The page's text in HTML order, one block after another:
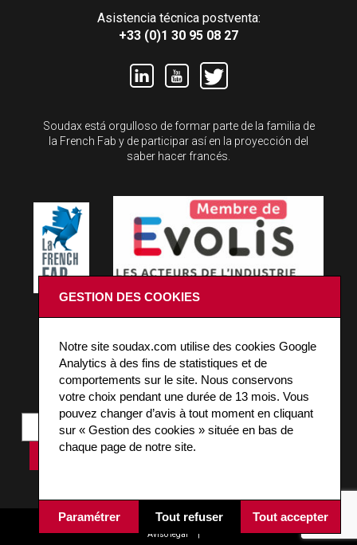
Asistencia técnica postventa:
+33 (0)1 30 95 08 27
Soudax está orgulloso de formar parte de la familia de
la French Fab y de participar así en la proyección del
saber hacer francés.
¡PERMANEZCAMOS CONECTADOS!
Inscrivez-vous à notre news pour être informé des
actualités Soudax.
Copyright 2021L'Agence Planète | Todos los derechos reservados
|
Aviso legal
|
GESTION DES COOKIES
Notre site soudax.com utilise des cookies Google
Analytics à des fins de statistiques et de
comportements sur le site. Nous conservons
votre choix pendant une durée de 13 mois. Vous
pouvez changer d’avis à tout moment en cliquant
sur « Gestion des cookies » située en bas de
chaque page de notre site.
Paramétrer Tout refuser Tout accepter